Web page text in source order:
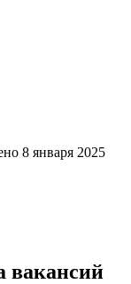
8 января 2025
вакансий